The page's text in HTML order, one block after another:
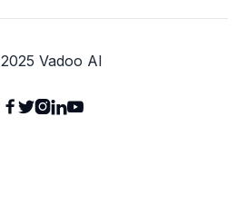
Vadoo AI
 